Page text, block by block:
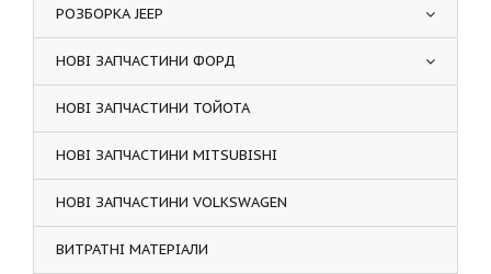
РОЗБОРКА JEEP
НОВІ ЗАПЧАСТИНИ ФОРД
НОВІ ЗАПЧАСТИНИ ТОЙОТА
НОВІ ЗАПЧАСТИНИ MITSUBISHI
НОВІ ЗАПЧАСТИНИ VOLKSWAGEN
ВИТРАТНІ МАТЕРІАЛИ